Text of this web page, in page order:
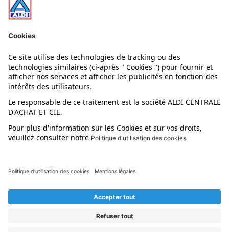
Nos rayons
Nos marques
Nos astuces
Évènements
L'application mobile